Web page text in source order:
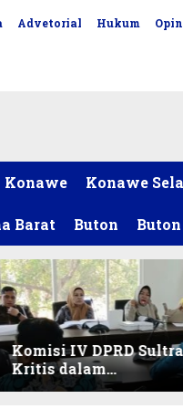
Advetorial Hukum
Konawe Konawe
Barat Buton
Komisi IV DPRD Sultra
Kritis dalam
Harmonisasi KUA-